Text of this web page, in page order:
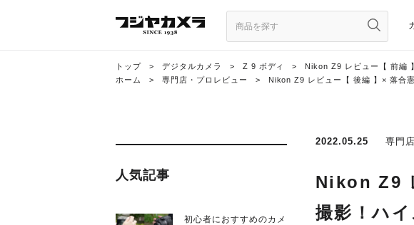
トップ > デジタルカメラ > Z 9 ボディ >
Nikon Z9 レビュー【 前編
ホーム
> 専門店・プロレビュー > Nikon Z9 レビュー【 後編 】× 落合
人気記事
初心者におすすめのカメ
2022.05.25 専門
Nikon Z9
撮影！ハ